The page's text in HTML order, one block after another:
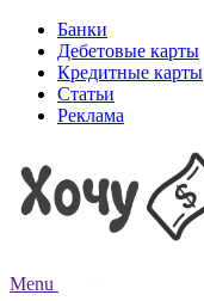
Банки
Дебетовые карты
Кредитные карты
Статьи
Реклама
Menu